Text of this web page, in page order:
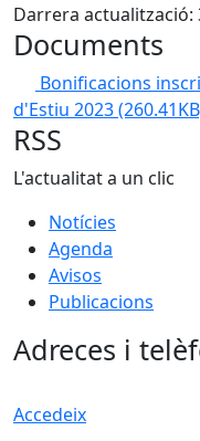
Darrera actualització:
Documents
Bonificacions
d'Estiu 2023
RSS
L'actualitat a un clic
Notícies
Agenda
Avisos
Publicacions
Adreces i
Accedeix